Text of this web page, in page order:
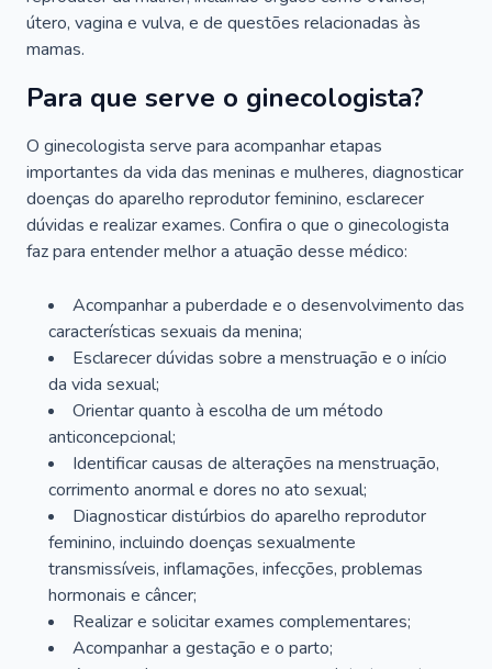
útero, vagina e vulva, e de questões relacionadas às
mamas.
Para que serve o ginecologista?
O ginecologista serve para acompanhar etapas
importantes da vida das meninas e mulheres, diagnosticar
doenças do aparelho reprodutor feminino, esclarecer
dúvidas e realizar exames. Confira o que o ginecologista
faz para entender melhor a atuação desse médico:
Acompanhar a puberdade e o desenvolvimento das
características sexuais da menina;
Esclarecer dúvidas sobre a menstruação e o início
da vida sexual;
Orientar quanto à escolha de um método
anticoncepcional;
Identificar causas de alterações na menstruação,
corrimento anormal e dores no ato sexual;
Diagnosticar distúrbios do aparelho reprodutor
feminino, incluindo doenças sexualmente
transmissíveis, inflamações, infecções, problemas
hormonais e câncer;
Realizar e solicitar exames complementares;
Acompanhar a gestação e o parto;